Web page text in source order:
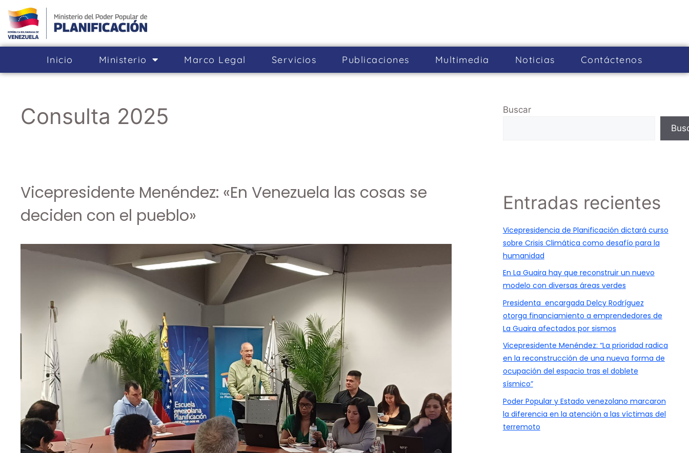
Inicio Ministerio Marco Legal Servicios Publicaciones Multimedia Noticias Cont­áctenos
Consulta 2025
Vicepresidente Menéndez: «En Venezuela las cosas se
deciden con el pueblo»
Buscar
Entradas recientes
Vicepresidencia de Planificación dictará curso
sobre Crisis Climática como desafío para la
humanidad
En La Guaira hay que reconstruir un nuevo
modelo con diversas áreas verdes
Presidenta encargada Delcy Rodríguez
otorga financiamiento a emprendedores de
La Guaira afectados por sismos
Vicepresidente Menéndez: “La prioridad radica
en la reconstrucción de una nueva forma de
ocupación del espacio tras el doblete
sísmico”
Poder Popular y Estado venezolano marcaron
la diferencia en la atención a las víctimas del
terremoto